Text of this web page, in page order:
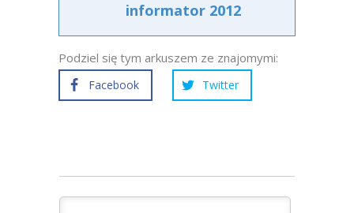
informator 2012
Podziel się tym arkuszem ze znajomymi:
Facebook Twitter